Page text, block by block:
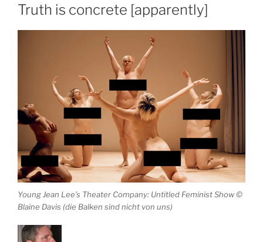
Truth is concrete [apparently]
Young Jean Lee’s Theater Company: Untitled Feminist Show ©
Blaine Davis (die Balken sind nicht von uns)